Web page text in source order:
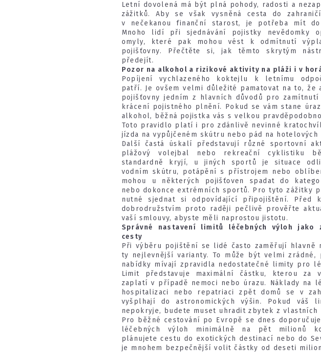
Letní dovolená má být plná pohody, radosti a
zážitků. Aby se však vysněná cesta do
v nečekanou finanční starost, je potřeba mít
Mnoho lidí při sjednávání pojistky nevědomky
omyly, které pak mohou vést k odmítnutí
pojišťovny. Přečtěte si, jak těmto skrytým
předejít.
Pozor na alkohol a rizikové aktivity na pláži i v
Popíjení vychlazeného koktejlu k letnímu
patří. Je ovšem velmi důležité pamatovat na to, že
pojišťovny jedním z hlavních důvodů pro zamítnutí
krácení pojistného plnění. Pokud se vám stane
alkohol, běžná pojistka vás s velkou
Toto pravidlo platí i pro zdánlivě nevinné
jízda na vypůjčeném skútru nebo pád na hotelových
Další častá úskalí představují různé sportovní
plážový volejbal nebo rekreační cyklistiku
standardně kryjí, u jiných sportů je situace
vodním skútru, potápění s přístrojem nebo
mohou u některých pojišťoven spadat do
nebo dokonce extrémních sportů. Pro tyto zážitky
nutné sjednat si odpovídající připojištění. Před
dobrodružstvím proto raději pečlivě prověřte
vaší smlouvy, abyste měli naprostou jistotu.
Správné nastavení limitů léčebných výloh jako
cesty
Při výběru pojištění se lidé často zaměřují hlavně
ty nejlevnější varianty. To může být velmi zrádné,
nabídky mívají zpravidla nedostatečné limity pro
Limit představuje maximální částku, kterou za
zaplatí v případě nemoci nebo úrazu. Náklady na
hospitalizaci nebo repatriaci zpět domů se v
vyšplhají do astronomických výšin. Pokud váš
nepokryje, budete muset uhradit zbytek z vlastních
Pro běžné cestování po Evropě se dnes
léčebných výloh minimálně na pět milionů
plánujete cestu do exotických destinací nebo do
je mnohem bezpečnější volit částky od deseti